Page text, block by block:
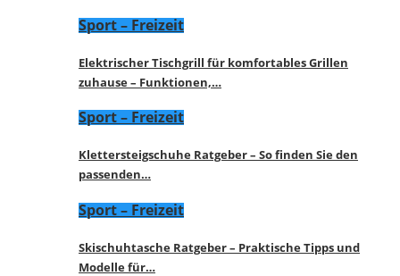
Sport – Freizeit
Elektrischer Tischgrill für komfortables Grillen
zuhause – Funktionen,…
Sport – Freizeit
Klettersteigschuhe Ratgeber – So finden Sie den
passenden…
Sport – Freizeit
Skischuhtasche Ratgeber – Praktische Tipps und
Modelle für…